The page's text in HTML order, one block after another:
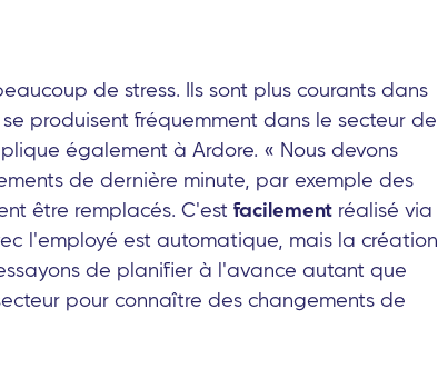
de stress. Ils sont plus courants dans
produisent fréquemment dans le secteur de
également à Ardore. « Nous devons
de dernière minute, par exemple des
être remplacés. C'est facilement réalisé via
l'employé est automatique, mais la création
de planifier à l'avance autant que
pour connaître des changements de